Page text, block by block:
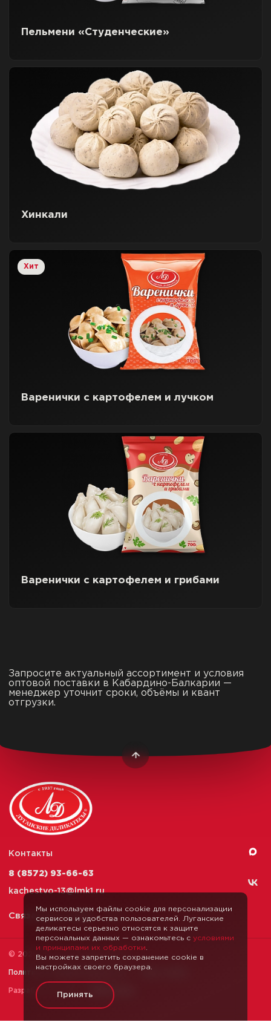
Мы используем файлы cookie для персонализации
сервисов и удобства пользователей. Луганские
деликатесы серьезно относятся к защите
персональных данных — ознакомьтесь с условиями
и принципами их обработки
Вы можете запретить сохранение cookie в
настройках своего браузера.
Принять
Пельмени «Студенческие»
Хинкали
Хит
Варенички с картофелем и лучком
Варенички с картофелем и грибами
Запросите актуальный ассортимент и условия
оптовой поставки в Кабардино-Балкарии —
менеджер уточнит сроки, объёмы и квант
отгрузки.
Контакты
8 (8572) 93-66-63
kachestvo-13@lmk1.ru
Связаться с нами
© 2026 Луганские Деликатесы
Политика конфиденциальности Карта сайта
Разработка сайта — Webformula